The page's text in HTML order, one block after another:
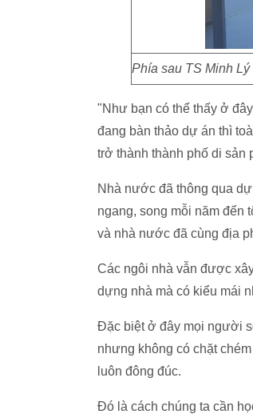
Phía sau TS Minh
"Như bạn có thể thấy ở
đang bàn thảo dự án thì
trở thành thành phố di
Nhà nước đã thông qua
ngang, song mỗi năm đến
và nhà nước đã cùng địa
Các ngôi nhà vẫn được
dựng nhà mà có kiểu mái
Đặc biệt ở đây mọi người
nhưng không có chặt
luôn đông đúc.
Đó là cách chúng ta cần